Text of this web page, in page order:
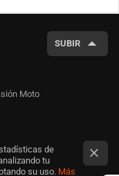
SUBIR
Moto
de
tu
su uso. Más